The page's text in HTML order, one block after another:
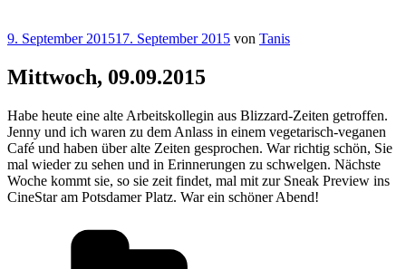
Veröffentlicht
9. September 201517. September 2015 von Tanis
Mittwoch, 09.09.2015
Habe heute eine alte Arbeitskollegin aus Blizzard-Zeiten getroffen.
Jenny und ich waren zu dem Anlass in einem vegetarisch-veganen
Café und haben über alte Zeiten gesprochen. War richtig schön, Sie
mal wieder zu sehen und in Erinnerungen zu schwelgen. Nächste
Woche kommt sie, so sie zeit findet, mal mit zur Sneak Preview ins
CineStar am Potsdamer Platz. War ein schöner Abend!